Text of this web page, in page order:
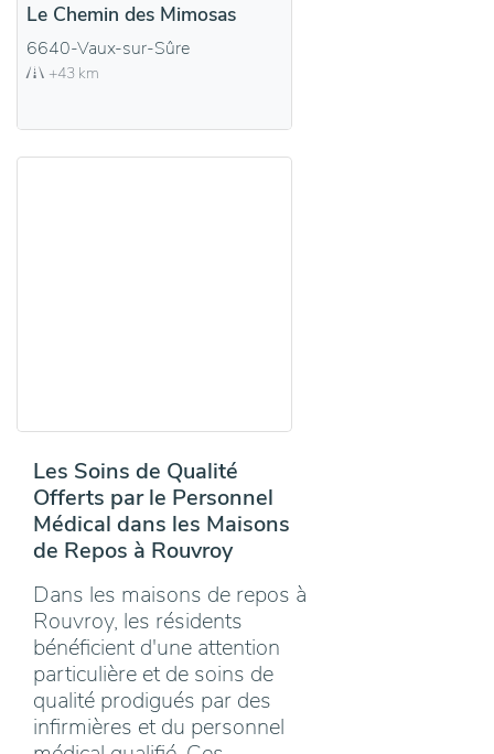
Le Chemin des Mimosas
6640-Vaux-sur-Sûre
+43 km
Les Soins de Qualité
Offerts par le Personnel
Médical dans les Maisons
de Repos à Rouvroy
Dans les maisons de repos à
Rouvroy, les résidents
bénéficient d'une attention
particulière et de soins de
qualité prodigués par des
infirmières et du personnel